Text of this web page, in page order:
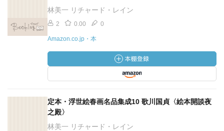
林美一 リチャード・レイン
2 0.00 0
Amazon.co.jp・本
定本・浮世絵春画名品集成10 歌川国貞〈絵本開談夜
之殿〉
林美一 リチャード・レイン